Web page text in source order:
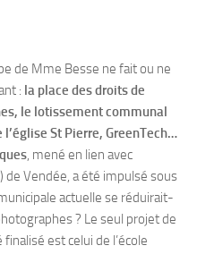
de Mme Besse ne fait ou ne
: la place des droits de
le lotissement communal
St Pierre, GreenTech…
, mené en lien avec
de Vendée, a été impulsé sous
actuelle se réduirait-
? Le seul projet de
est celui de l’école